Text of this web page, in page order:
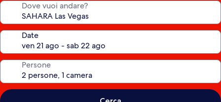
Dove vuoi andare?
Date
Persone